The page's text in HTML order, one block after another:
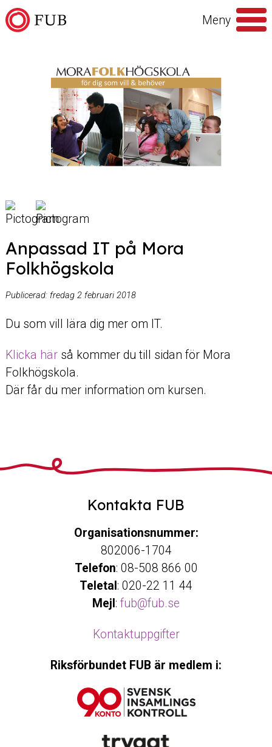
Hoppa till innehåll
Meny
Anpassad IT på Mora
Folkhögskola
Publicerad: fredag 2 februari 2018
Du som vill lära dig mer om IT.
Klicka härså kommer du till sidan för Mora
Folkhögskola.
Där får du mer information om kursen.
Kontakta FUB
Organisationsnummer:
802006-1704
Telefon: 08-508 866 00
Teletal : 020-22 11 44
Mejl : fub@fub.se
Kontaktuppgifter
Riksförbundet FUB är medlem i: